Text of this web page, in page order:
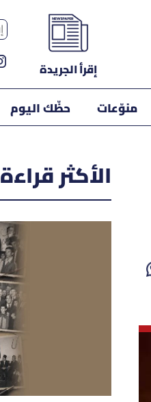
إقرأ الجريدة
منوّعات حظّك اليوم
الأكثر قراءة